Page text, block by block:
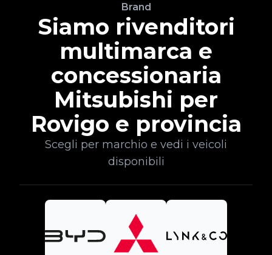
Brand
Siamo rivenditori
multimarca e
concessionaria
Mitsubishi per
Rovigo e provincia
Scegli per marchio e vedi i veicoli
disponibili